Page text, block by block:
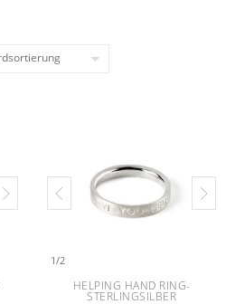
1/2
HELPING HAND RING-
STERLINGSILBER